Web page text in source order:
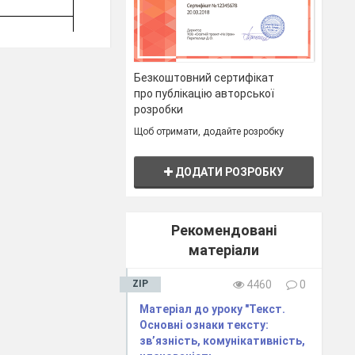
Безкоштовний сертифікат
про публікацію авторської
розробки
Щоб отримати, додайте розробку
ДОДАТИ РОЗРОБКУ
Рекомендовані
матеріали
ZIP 4460
0
Матеріал до уроку "Текст.
Основні ознаки тексту:
зв’язність, комунікативність,